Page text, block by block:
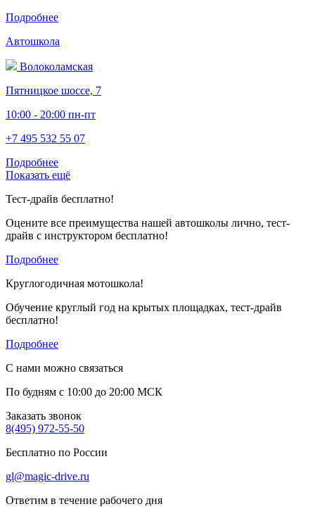
Подробнее
Автошкола
Волоколамская
Пятницкое шоссе, 7
10:00 - 20:00 пн-пт
+7 495 532 55 07
Подробнее
Показать ещё
Тест-драйв бесплатно!
Оцените все преимущества нашей автошколы лично, тест-
драйв с инструктором бесплатно!
Подробнее
Круглогодичная мотошкола!
Обучение круглый год на крытых площадках, тест-драйв
бесплатно!
Подробнее
С нами можно связаться
По будням с 10:00 до 20:00 МСК
Заказать звонок
8(495) 972-55-50
Бесплатно по России
gl@magic-drive.ru
Ответим в течение рабочего дня